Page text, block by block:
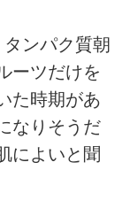
ンパク質朝
ーツだけを
た時期があ
なりそうだ
によいと聞